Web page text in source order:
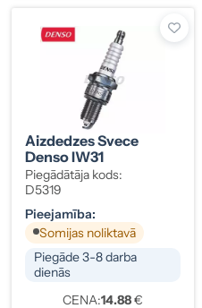
Aizdedzes Svece
Denso IW31
Piegādātāja kods:
D5319
Pieejamība:
Somijas noliktavā
Piegāde 3-8 darba
dienās
CENA:14.88€